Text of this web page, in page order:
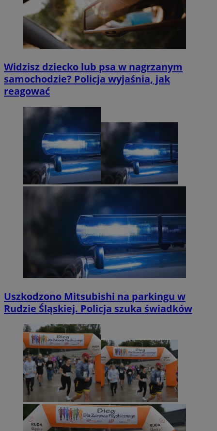
Widzisz dziecko lub psa w nagrzanym
samochodzie? Policja wyjaśnia, jak
reagować
Uszkodzono Mitsubishi na parkingu w
Rudzie Śląskiej. Policja szuka świadków